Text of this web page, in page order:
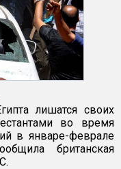
лишатся своих
во время
в январе-феврале
британская